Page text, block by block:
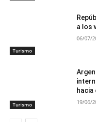
Turismo
a los
06/07/
Turismo
hacia
19/06/